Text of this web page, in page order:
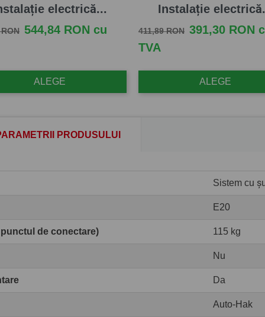
electrică...
bazaPret
544,84 RON cu
ALEGE
Instalație
Pret de baza
411,89 RON Pret
391,30 RON
TVA
ALEGE
PRODUSULUI
Sistem cu
E20
de conectare) 115 kg
Nu
Da
Auto-Hak